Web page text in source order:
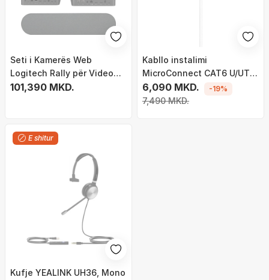
Seti i Kamerës Web
Logitech Rally për Video
Konferenca (960-001218)
101,390 MKD.
Kabllo instalimi
MicroConnect CAT6 U/UTP
305m, e bardhë
6,090 MKD.
7,490 MKD.
-19%
E shitur
Kufje YEALINK UH36, Mono